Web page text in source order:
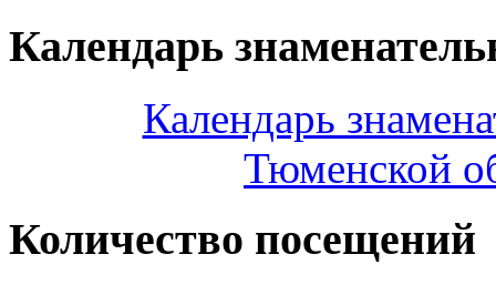
Календарь
Календарь
Тюменской
Количество посещений